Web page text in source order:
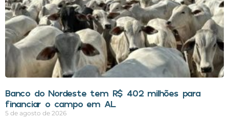
Banco do Nordeste tem R$ 402 milhões para
financiar o campo em AL
5 de agosto de 2026